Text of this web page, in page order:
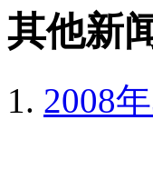
其他新
2008